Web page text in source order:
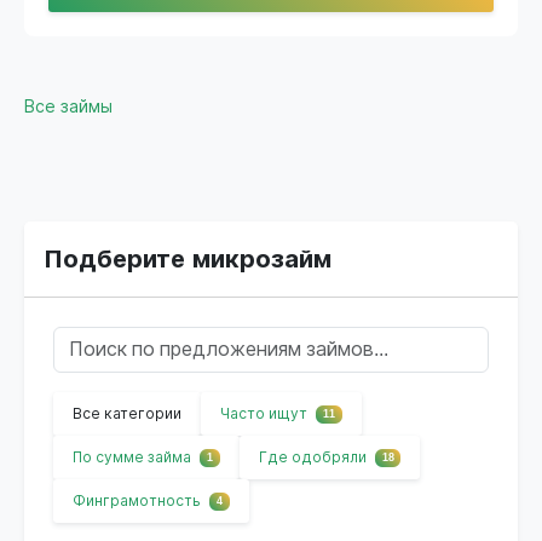
Все займы
Подберите микрозайм
Все категории Часто ищут 11
По сумме займа 1 Где одобряли 18
Финграмотность 4